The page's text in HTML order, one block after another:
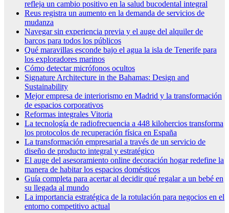
refleja un cambio positivo en la salud bucodental integral
Reus registra un aumento en la demanda de servicios de
mudanza
Navegar sin experiencia previa y el auge del alquiler de
barcos para todos los públicos
Qué maravillas esconde bajo el agua la isla de Tenerife para
los exploradores marinos
Cómo detectar micrófonos ocultos
Signature Architecture in the Bahamas: Design and
Sustainability
Mejor empresa de interiorismo en Madrid y la transformación
de espacios corporativos
Reformas integrales Vitoria
La tecnología de radiofrecuencia a 448 kilohercios transforma
los protocolos de recuperación física en España
La transformación empresarial a través de un servicio de
diseño de producto integral y estratégico
El auge del asesoramiento online decoración hogar redefine la
manera de habitar los espacios domésticos
Guía completa para acertar al decidir qué regalar a un bebé en
su llegada al mundo
La importancia estratégica de la rotulación para negocios en el
entorno competitivo actual